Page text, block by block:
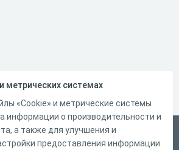
метрических системах
«Cookie» и метрические системы
информации о производительности и
а также для улучшения и
предоставления информации.